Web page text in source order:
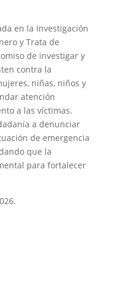
en la Investigación
y Trata de
de investigar y
contra la
niñas, niños y
atención
a las víctimas.
a denunciar
de emergencia
que la
para fortalecer